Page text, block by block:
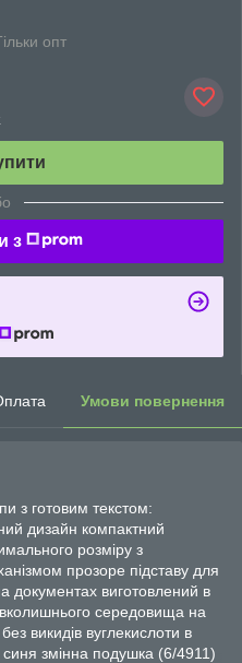
опт
з
Умови повернення
з готовим текстом:
дизайн компактний
розміру з
прозоре підставу для
документах виготовлений в
середовища на
викидів вуглекислоти в
змінна подушка (6/4911)